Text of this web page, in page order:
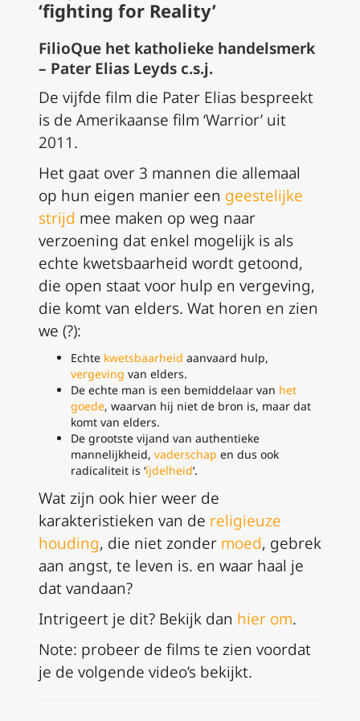
‘fighting for Reality’
FilioQue het katholieke handelsmerk
– Pater Elias Leyds c.s.j.
De vijfde film die Pater Elias bespreekt
is de Amerikaanse film ‘Warrior’ uit
2011.
Het gaat over 3 mannen die allemaal
op hun eigen manier een geestelijke
strijd mee maken op weg naar
verzoening dat enkel mogelijk is als
echte kwetsbaarheid wordt getoond,
die open staat voor hulp en vergeving,
die komt van elders. Wat horen en zien
we (?):
Echte kwetsbaarheid aanvaard hulp,
vergeving van elders.
De echte man is een bemiddelaar van het
goede, waarvan hij niet de bron is, maar dat
komt van elders.
De grootste vijand van authentieke
mannelijkheid, vaderschap en dus ook
radicaliteit is ‘íjdelheid‘.
Wat zijn ook hier weer de
karakteristieken van de religieuze
houding, die niet zonder moed, gebrek
aan angst, te leven is. en waar haal je
dat vandaan?
Intrigeert je dit? Bekijk dan hier om.
Note: probeer de films te zien voordat
je de volgende video’s bekijkt.